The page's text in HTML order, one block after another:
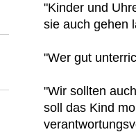
"Kinder und
sie auch gehen
"Wer gut
"Wir sollten
soll das Kind